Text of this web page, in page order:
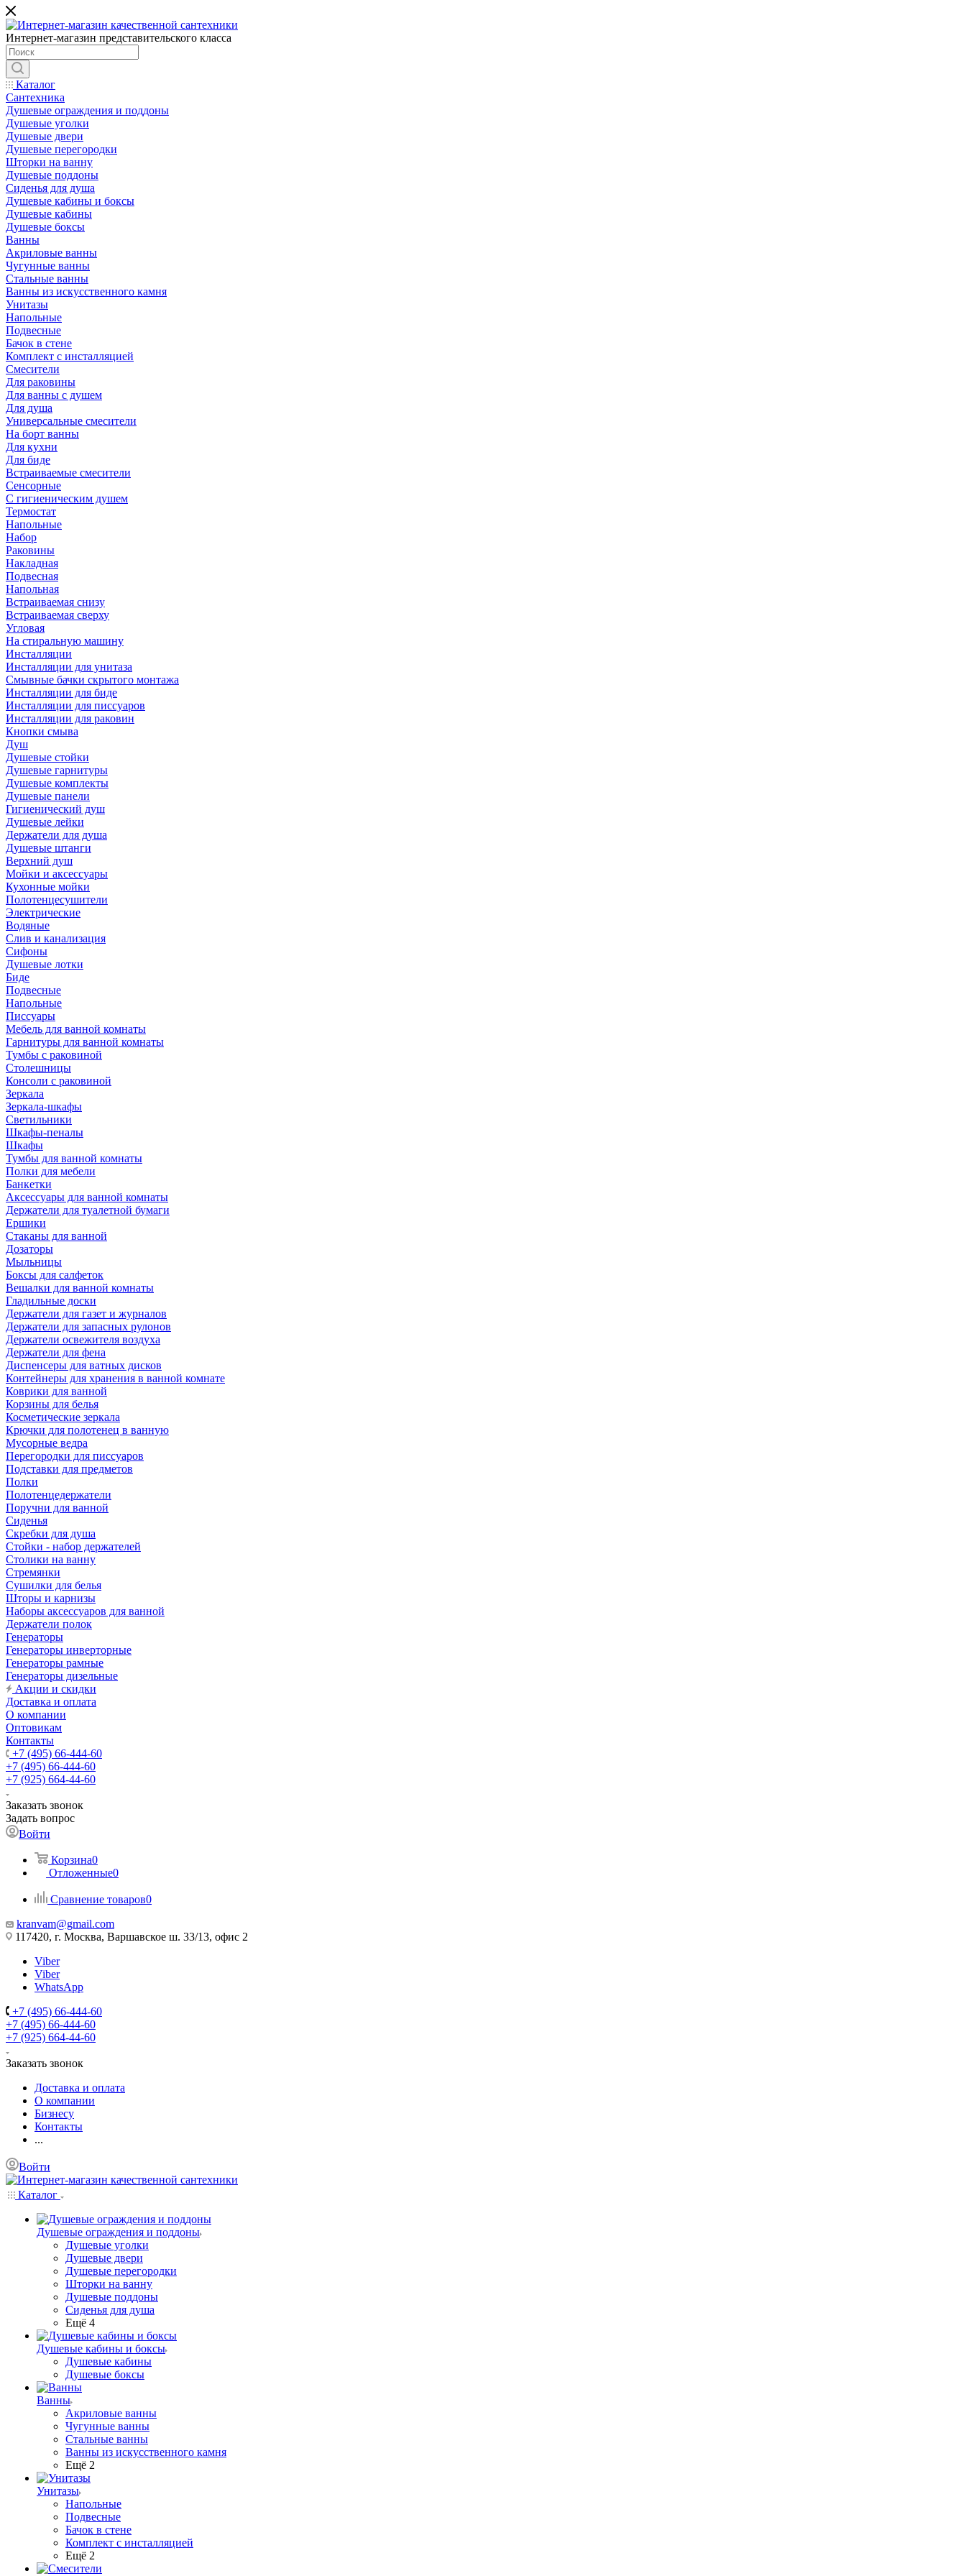
Интернет-магазин представительского класса
Каталог
Сантехника
Душевые ограждения и поддоны
Душевые уголки
Душевые двери
Душевые перегородки
Шторки на ванну
Душевые поддоны
Сиденья для душа
Душевые кабины и боксы
Душевые кабины
Душевые боксы
Ванны
Акриловые ванны
Чугунные ванны
Стальные ванны
Ванны из искусственного камня
Унитазы
Напольные
Подвесные
Бачок в стене
Комплект с инсталляцией
Смесители
Для раковины
Для ванны с душем
Для душа
Универсальные смесители
На борт ванны
Для кухни
Для биде
Встраиваемые смесители
Сенсорные
С гигиеническим душем
Термостат
Напольные
Набор
Раковины
Накладная
Подвесная
Напольная
Встраиваемая снизу
Встраиваемая сверху
Угловая
На стиральную машину
Инсталляции
Инсталляции для унитаза
Смывные бачки скрытого монтажа
Инсталляции для биде
Инсталляции для писсуаров
Инсталляции для раковин
Кнопки смыва
Душ
Душевые стойки
Душевые гарнитуры
Душевые комплекты
Душевые панели
Гигиенический душ
Душевые лейки
Держатели для душа
Душевые штанги
Верхний душ
Мойки и аксессуары
Кухонные мойки
Полотенцесушители
Электрические
Водяные
Слив и канализация
Сифоны
Душевые лотки
Биде
Подвесные
Напольные
Писсуары
Мебель для ванной комнаты
Гарнитуры для ванной комнаты
Тумбы с раковиной
Столешницы
Консоли с раковиной
Зеркала
Зеркала-шкафы
Светильники
Шкафы-пеналы
Шкафы
Тумбы для ванной комнаты
Полки для мебели
Банкетки
Аксессуары для ванной комнаты
Держатели для туалетной бумаги
Ершики
Стаканы для ванной
Дозаторы
Мыльницы
Боксы для салфеток
Вешалки для ванной комнаты
Гладильные доски
Держатели для газет и журналов
Держатели для запасных рулонов
Держатели освежителя воздуха
Держатели для фена
Диспенсеры для ватных дисков
Контейнеры для хранения в ванной комнате
Коврики для ванной
Корзины для белья
Косметические зеркала
Крючки для полотенец в ванную
Мусорные ведра
Перегородки для писсуаров
Подставки для предметов
Полки
Полотенцедержатели
Поручни для ванной
Сиденья
Скребки для душа
Стойки - набор держателей
Столики на ванну
Стремянки
Сушилки для белья
Шторы и карнизы
Наборы аксессуаров для ванной
Держатели полок
Генераторы
Генераторы инверторные
Генераторы рамные
Генераторы дизельные
Акции и скидки
Доставка и оплата
О компании
Оптовикам
Контакты
+7 (495) 66-444-60
+7 (495) 66-444-60
+7 (925) 664-44-60
Заказать звонок
Задать вопрос
Войти
Корзина0
Отложенные0
Сравнение товаров0
kranvam@gmail.com
117420, г. Москва, Варшавское ш. 33/13, офис 2
Viber
Viber
WhatsApp
+7 (495) 66-444-60
+7 (495) 66-444-60
+7 (925) 664-44-60
Заказать звонок
Доставка и оплата
О компании
Бизнесу
Контакты
...
Войти
Каталог
Душевые ограждения и поддоны
Душевые уголки
Душевые двери
Душевые перегородки
Шторки на ванну
Душевые поддоны
Сиденья для душа
Ещё 4
Душевые кабины и боксы
Душевые кабины
Душевые боксы
Ванны
Акриловые ванны
Чугунные ванны
Стальные ванны
Ванны из искусственного камня
Ещё 2
Унитазы
Напольные
Подвесные
Бачок в стене
Комплект с инсталляцией
Ещё 2